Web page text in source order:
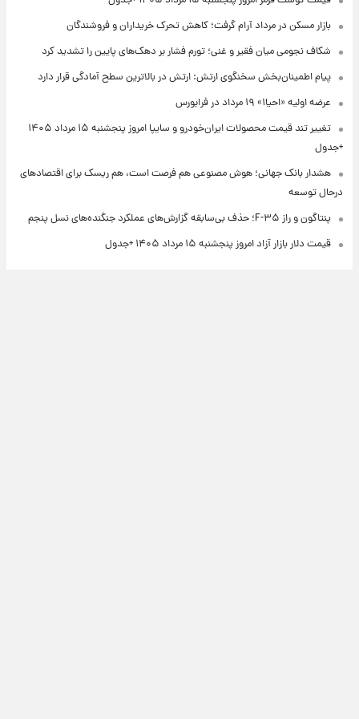
بازار مسکن در مرداد آرام گرفت؛ کاهش تحرک خریداران و فروشندگان
شکاف نجومی میان فقیر و غنی؛ تورم فشار بر دهک‌های پایین را تشدید کرد
پیام اطمینان‌بخش سخنگوی ارتش: ارتش در بالاترین سطح آمادگی قرار دارد
عرضه اولیه «احیا۱» ۱۹ مرداد در فرابورس
تغییر تند قیمت محصولات ایران‌خودرو و سایپا امروز پنجشنبه ۱۵ مرداد ۱۴۰۵
+جدول
هشدار بانک جهانی؛ هوش مصنوعی هم فرصت است، هم ریسک برای اقتصادهای
درحال توسعه
پنتاگون و راز F-۳۵؛ حذف بی‌سابقه گزارش‌های عملکرد جنگنده‌های نسل پنجم
قیمت دلار بازار آزاد امروز پنجشنبه ۱۵ مرداد ۱۴۰۵ +جدول